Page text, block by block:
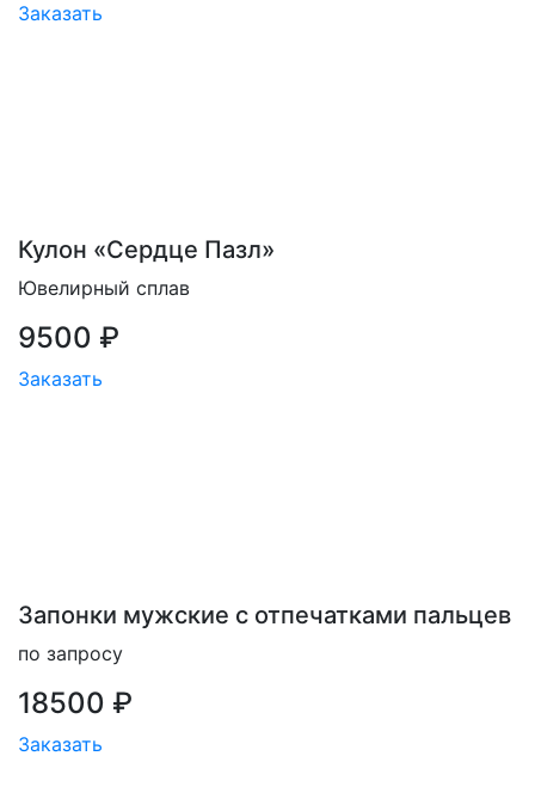
Заказать
Кулон «Сердце Пазл»
Ювелирный сплав
9500 ₽
Заказать
Запонки мужские с отпечатками пальцев
по запросу
18500 ₽
Заказать